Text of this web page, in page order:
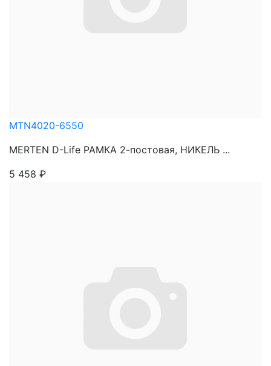
MTN4020-6550
MERTEN D-Life РАМКА 2-постовая, НИКЕЛЬ ...
5 458 ₽